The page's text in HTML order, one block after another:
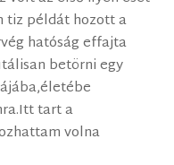
tiz példát hozott a
hatóság effajta
betörni egy
tart a
volna